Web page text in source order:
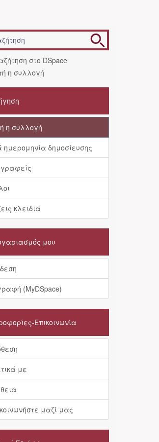
στο DSpace
η συλλογή
η συλλογή
ημερομηνία δημοσίευσης
κλειδιά
μου
(MyDSpace)
Επικοινωνία
με
μαζί μας